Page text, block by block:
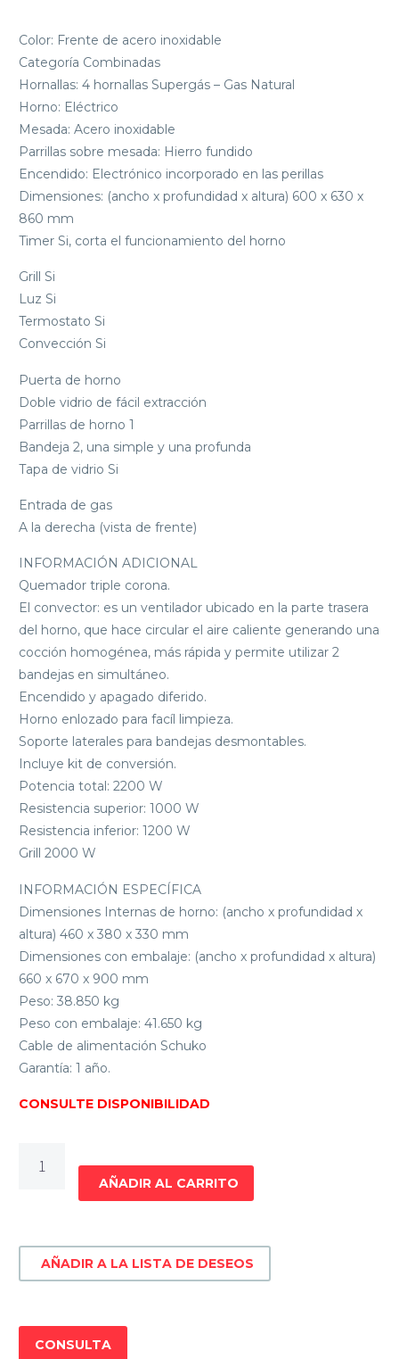
Color: Frente de acero inoxidable
Categoría Combinadas
Hornallas: 4 hornallas Supergás – Gas Natural
Horno: Eléctrico
Mesada: Acero inoxidable
Parrillas sobre mesada: Hierro fundido
Encendido: Electrónico incorporado en las perillas
Dimensiones: (ancho x profundidad x altura) 600 x 630 x
860 mm
Timer Si, corta el funcionamiento del horno
Grill Si
Luz Si
Termostato Si
Convección Si
Puerta de horno
Doble vidrio de fácil extracción
Parrillas de horno 1
Bandeja 2, una simple y una profunda
Tapa de vidrio Si
Entrada de gas
A la derecha (vista de frente)
INFORMACIÓN ADICIONAL
Quemador triple corona.
El convector: es un ventilador ubicado en la parte trasera
del horno, que hace circular el aire caliente generando una
cocción homogénea, más rápida y permite utilizar 2
bandejas en simultáneo.
Encendido y apagado diferido.
Horno enlozado para facíl limpieza.
Soporte laterales para bandejas desmontables.
Incluye kit de conversión.
Potencia total: 2200 W
Resistencia superior: 1000 W
Resistencia inferior: 1200 W
Grill 2000 W
INFORMACIÓN ESPECÍFICA
Dimensiones Internas de horno: (ancho x profundidad x
altura) 460 x 380 x 330 mm
Dimensiones con embalaje: (ancho x profundidad x altura)
660 x 670 x 900 mm
Peso: 38.850 kg
Peso con embalaje: 41.650 kg
Cable de alimentación Schuko
Garantía: 1 año.
CONSULTE DISPONIBILIDAD
COMBINADA
25A
TKS
G2
cantidad
AÑADIR AL CARRITO
AÑADIR A LA LISTA DE DESEOS
CONSULTA